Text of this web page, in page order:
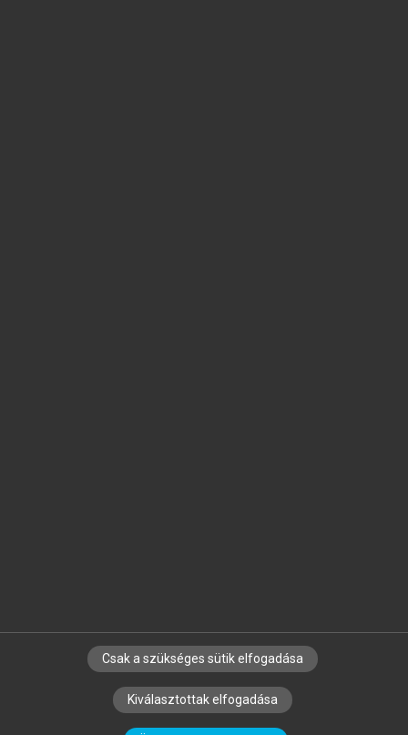
SZERZŐKNEK CÉGEKNEK KÖNYVTÁROSOKNAK
SZERKESZTÉSI ÉS LEKTORÁLÁSI ALAPELVEK
Csak a szükséges sütik elfogadása
Kiválasztottak elfogadása